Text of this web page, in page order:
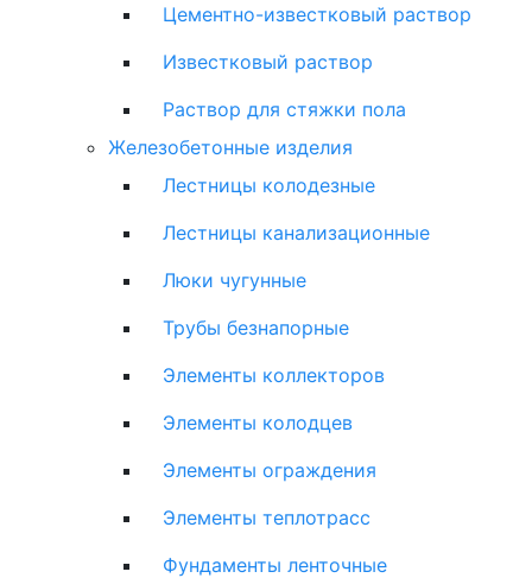
Цементно-известковый раствор
Известковый раствор
Раствор для стяжки пола
Железобетонные изделия
Лестницы колодезные
Лестницы канализационные
Люки чугунные
Трубы безнапорные
Элементы коллекторов
Элементы колодцев
Элементы ограждения
Элементы теплотрасс
Фундаменты ленточные